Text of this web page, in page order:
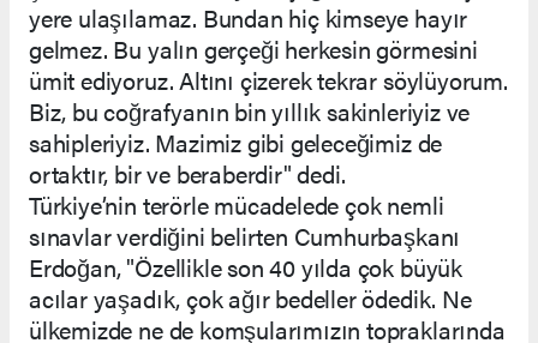
yere ulaşılamaz. Bundan hiç kimseye hayır
gelmez. Bu yalın gerçeği herkesin görmesini
ümit ediyoruz. Altını çizerek tekrar söylüyorum.
Biz, bu coğrafyanın bin yıllık sakinleriyiz ve
sahipleriyiz. Mazimiz gibi geleceğimiz de
ortaktır, bir ve beraberdir" dedi.
Türkiye’nin terörle mücadelede çok nemli
sınavlar verdiğini belirten Cumhurbaşkanı
Erdoğan, "Özellikle son 40 yılda çok büyük
acılar yaşadık, çok ağır bedeller ödedik. Ne
ülkemizde ne de komşularımızın topraklarında